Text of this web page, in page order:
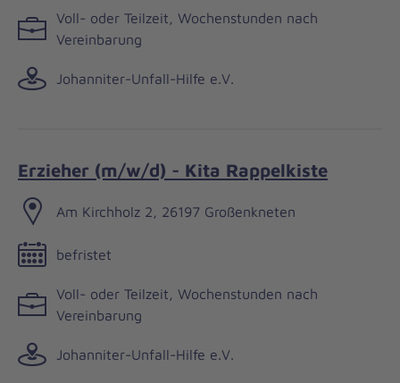
Voll- oder Teilzeit, Wochenstunden nach
Vereinbarung
Johanniter-Unfall-Hilfe e.V.
Erzieher (m/w/d) - Kita Rappelkiste
Am Kirchholz 2, 26197 Großenkneten
befristet
Voll- oder Teilzeit, Wochenstunden nach
Vereinbarung
Johanniter-Unfall-Hilfe e.V.